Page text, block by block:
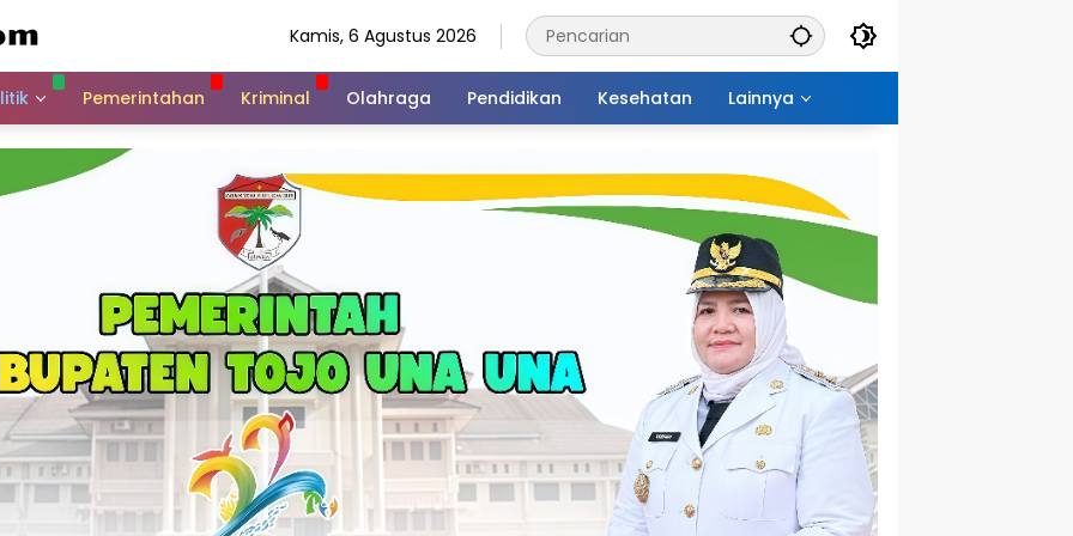
Kamis, 6 Agustus 2026
Pemerintahan Kriminal Olahraga Pendidikan Kesehatan Lainnya